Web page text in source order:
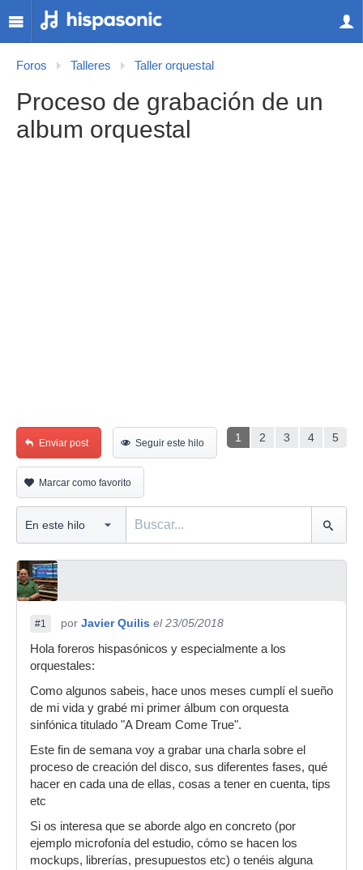
Foros Talleres Taller orquestal
Proceso de grabación de un
album orquestal
1 2 3 4 5
Enviar post Seguir este hilo
Marcar como favorito
#1 por Javier Quilis el 23/05/2018
Hola foreros hispasónicos y especialmente a los
orquestales:
Como algunos sabeis, hace unos meses cumplí el sueño
de mi vida y grabé mi primer álbum con orquesta
sinfónica titulado "A Dream Come True".
Este fin de semana voy a grabar una charla sobre el
proceso de creación del disco, sus diferentes fases, qué
hacer en cada una de ellas, cosas a tener en cuenta, tips
etc
Si os interesa que se aborde algo en concreto (por
ejemplo microfonía del estudio, cómo se hacen los
mockups, librerías, presupuestos etc) o tenéis alguna